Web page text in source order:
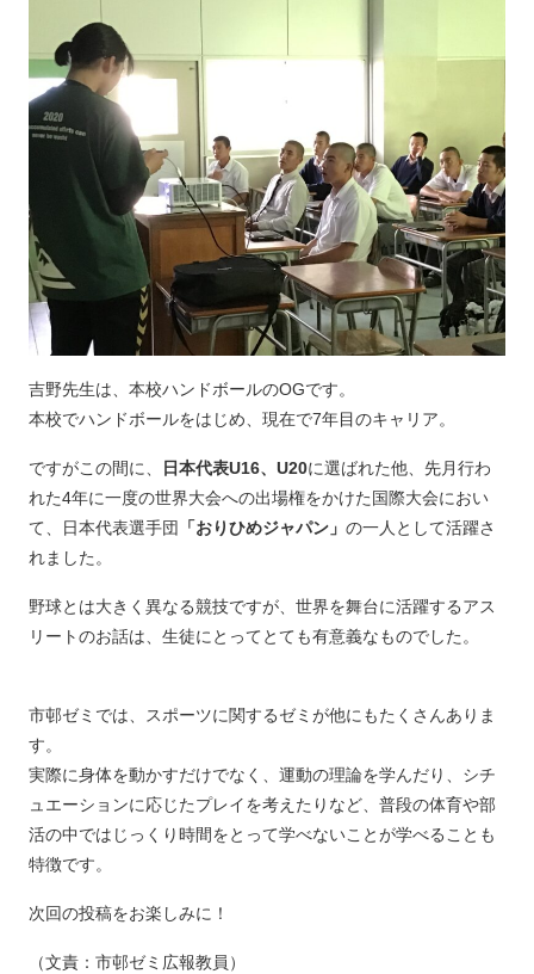
吉野先生は、本校ハンドボールのOGです。
本校でハンドボールをはじめ、現在で7年目のキャリア。
ですがこの間に、 日本代表U16、U20に選ばれた他、先月行わ
れた4年に一度の世界大会への出場権をかけた国際大会におい
て、日本代表選手団
「おりひめジャパン」 の一人として活躍さ
れました。
野球とは大きく異なる競技ですが、世界を舞台に活躍するアス
リートのお話は、生徒にとってとても有意義なものでした。
市邨ゼミでは、スポーツに関するゼミが他にもたくさんありま
す。
実際に身体を動かすだけでなく、運動の理論を学んだり、シチ
ュエーションに応じたプレイを考えたりなど、普段の体育や部
活の中ではじっくり時間をとって学べないことが学べることも
特徴です。
次回の投稿をお楽しみに！
（文責：市邨ゼミ広報教員）